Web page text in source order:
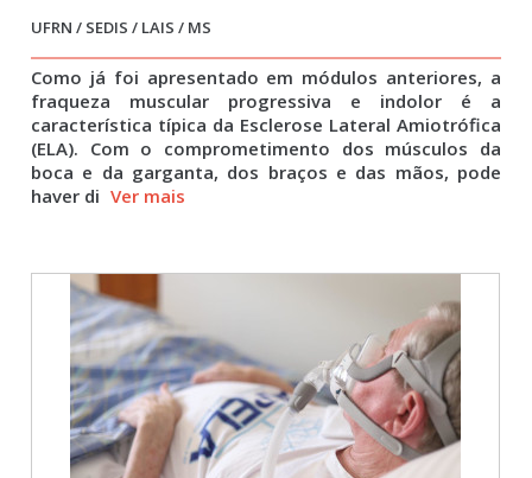
UFRN / SEDIS / LAIS / MS
Como já foi apresentado em módulos anteriores, a
fraqueza muscular progressiva e indolor é a
característica típica da Esclerose Lateral Amiotrófica
(ELA). Com o comprometimento dos músculos da
boca e da garganta, dos braços e das mãos, pode
haver di Ver mais